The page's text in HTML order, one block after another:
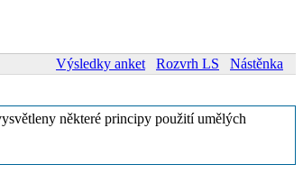
Výsledky anket Rozvrh LS
Nástěnka
některé principy použití umělých